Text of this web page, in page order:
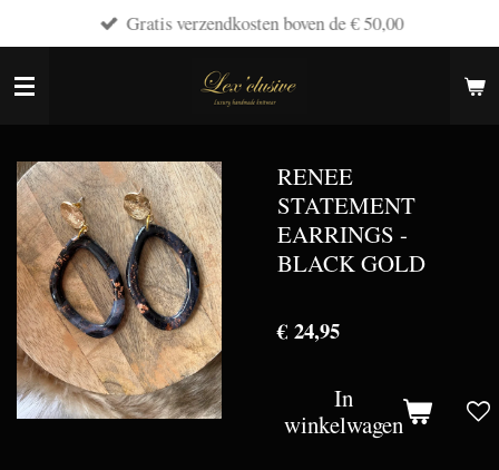
direct
naar
Gratis verzendkosten boven de € 50,00
RENEE
STATEMENT
EARRINGS -
BLACK GOLD
€ 24,95
In
winkelwagen